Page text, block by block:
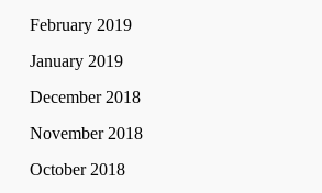
February 2019
January 2019
December 2018
November 2018
October 2018